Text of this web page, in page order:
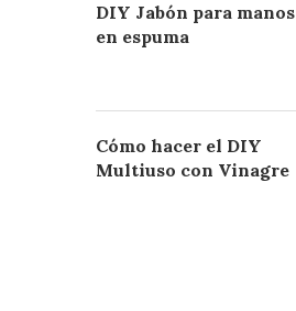
DIY Jabón para manos
en espuma
Cómo hacer el DIY
Multiuso con Vinagre